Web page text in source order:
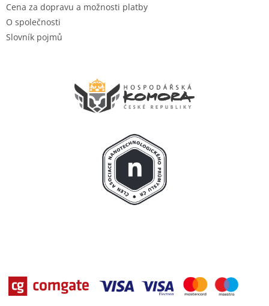
Cena za dopravu a možnosti platby
O společnosti
Slovník pojmů